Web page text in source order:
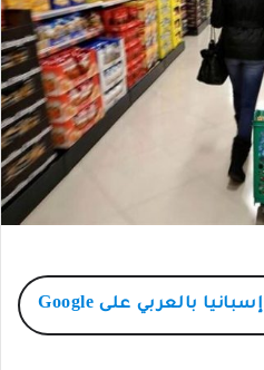
إسبانيا بالعربي على Google